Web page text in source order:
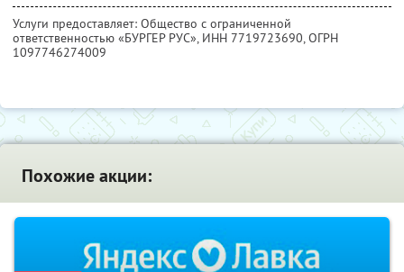
Услуги предоставляет: Общество с ограниченной
ответственностью «БУРГЕР РУС», ИНН 7719723690, ОГРН
1097746274009
Похожие акции: